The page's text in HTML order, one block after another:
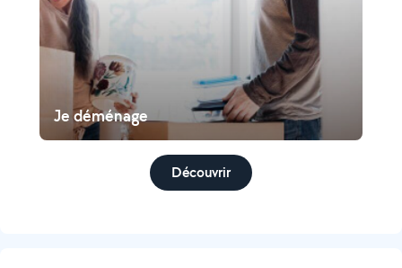
Je déménage
Découvrir